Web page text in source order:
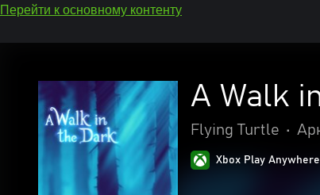
Перейти к основному контенту
A Walk
Flying Turtle •
Xbox Play Anywhere